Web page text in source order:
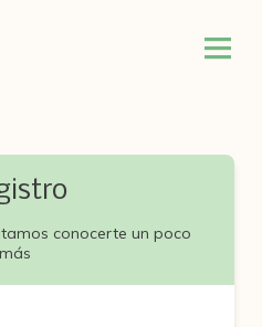
conocerte un poco
más